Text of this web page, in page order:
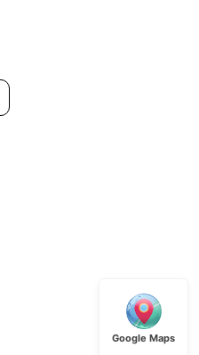
Google Maps